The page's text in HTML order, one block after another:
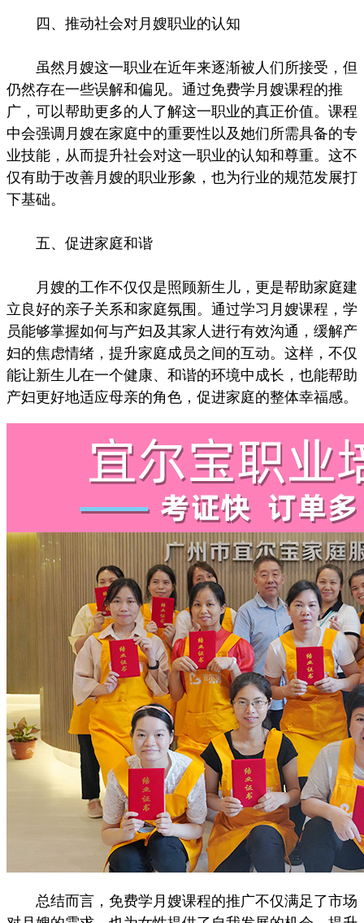
四、推动社会对月嫂职业的认知
虽然月嫂这一职业在近年来逐渐被人们所接受，但
仍然存在一些误解和偏见。通过免费学月嫂课程的推
广，可以帮助更多的人了解这一职业的真正价值。课程
中会强调月嫂在家庭中的重要性以及她们所需具备的专
业技能，从而提升社会对这一职业的认知和尊重。这不
仅有助于改善月嫂的职业形象，也为行业的规范发展打
下基础。
五、促进家庭和谐
月嫂的工作不仅仅是照顾新生儿，更是帮助家庭建
立良好的亲子关系和家庭氛围。通过学习月嫂课程，学
员能够掌握如何与产妇及其家人进行有效沟通，缓解产
妇的焦虑情绪，提升家庭成员之间的互动。这样，不仅
能让新生儿在一个健康、和谐的环境中成长，也能帮助
产妇更好地适应母亲的角色，促进家庭的整体幸福感。
总结而言，免费学月嫂课程的推广不仅满足了市场